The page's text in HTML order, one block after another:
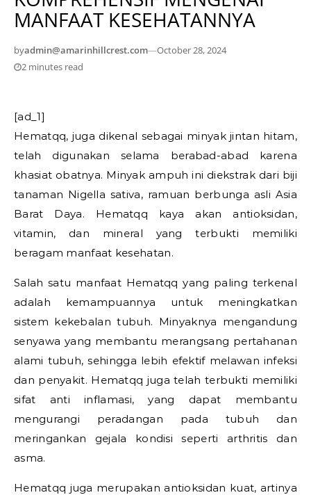
MANFAAT KESEHATANNYA
byadmin@amarinhillcrest.com—October 28, 2024
2 minutes read
[ad_1]
Hematqq, juga dikenal sebagai minyak jintan hitam,
telah digunakan selama berabad-abad karena
khasiat obatnya. Minyak ampuh ini diekstrak dari biji
tanaman Nigella sativa, ramuan berbunga asli Asia
Barat Daya. Hematqq kaya akan antioksidan,
vitamin, dan mineral yang terbukti memiliki
beragam manfaat kesehatan.
Salah satu manfaat Hematqq yang paling terkenal
adalah kemampuannya untuk meningkatkan
sistem kekebalan tubuh. Minyaknya mengandung
senyawa yang membantu merangsang pertahanan
alami tubuh, sehingga lebih efektif melawan infeksi
dan penyakit. Hematqq juga telah terbukti memiliki
sifat anti inflamasi, yang dapat membantu
mengurangi peradangan pada tubuh dan
meringankan gejala kondisi seperti arthritis dan
asma.
Hematqq juga merupakan antioksidan kuat, artinya